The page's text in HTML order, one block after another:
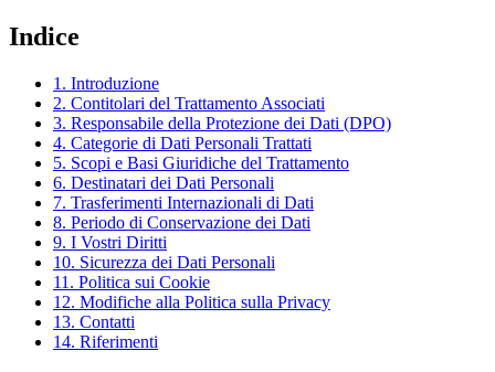
Indice
1 . Introduzione
2. Contitolari del Trattamento Associati
3. Responsabile della Protezione dei Dati (DPO)
4. Categorie di Dati Personali Trattati
5. Scopi e Basi Giuridiche del Trattamento
6. Destinatari dei Dati Personali
7. Trasferimenti Internazionali di Dati
8. Periodo di Conservazione dei Dati
9. I Vostri Diritti
10. Sicurezza dei Dati Personali
11 . Politica sui Cookie
12. Modifiche alla Politica sulla Privacy
13. Contatti
14. Riferimenti